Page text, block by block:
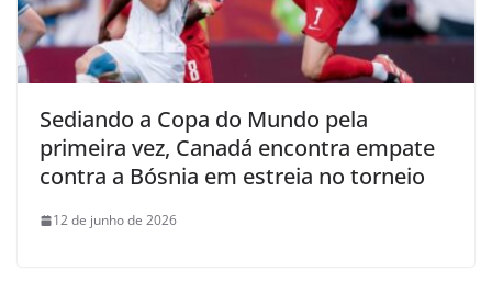
Sediando a Copa do Mundo pela
primeira vez, Canadá encontra empate
contra a Bósnia em estreia no torneio
12 de junho de 2026